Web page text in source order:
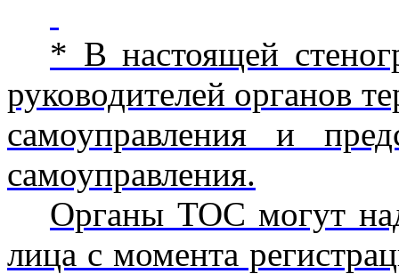
* В настоящей
руководителей органов
самоуправления и
самоуправления.
Органы ТОС могут
лица с момента